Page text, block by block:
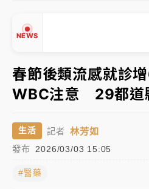
NEWS
有片｜
中颱白海豚風雨來了！中部
響最劇烈
4800＋拖吊費
油價持續凍漲！ 中油宣布下
春節後類流感就診
WBC注意 29都道
生活 記者 林芳如
發布 2026/03/03 15:05
#醫藥